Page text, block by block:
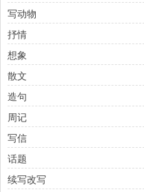
写动物
抒情
想象
散文
造句
周记
写信
话题
续写改写